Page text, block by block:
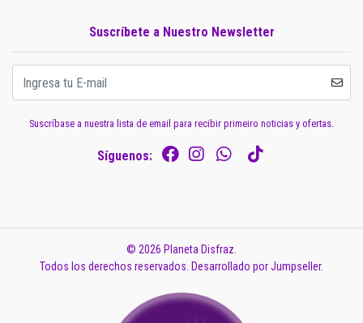
Suscríbete a Nuestro Newsletter
Suscríbase a nuestra lista de email para recibir primeiro noticias y ofertas.
Síguenos:
© 2026 Planeta Disfraz.
Todos los derechos reservados. Desarrollado por Jumpseller.